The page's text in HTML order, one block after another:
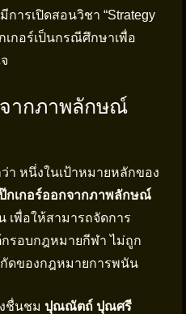
การเปิดสอนวิชา “Strategy
เกอร์เป็นกรณีศึกษาเพื่อ
จากภาพลักษณ์
หนึ่งในเป้าหมายหลักของ
กเกอร์ออกจากภาพลักษณ์
เพื่อให้สามารถจัดการ
รอบกฎหมายกีฬา ไม่ถูก
ดของกฎหมายการพนัน
ชื่นชม ปุณณัตถ์ ปุณศรี